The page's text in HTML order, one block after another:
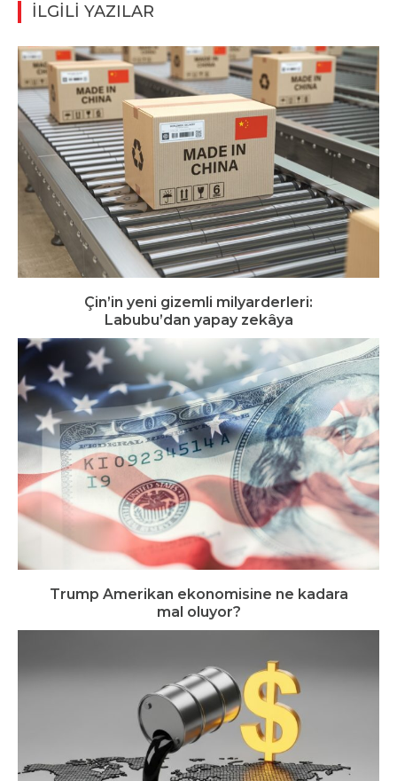
İLGİLİ YAZILAR
Çin’in yeni gizemli milyarderleri:
Labubu’dan yapay zekâya
Trump Amerikan ekonomisine ne kadara
mal oluyor?